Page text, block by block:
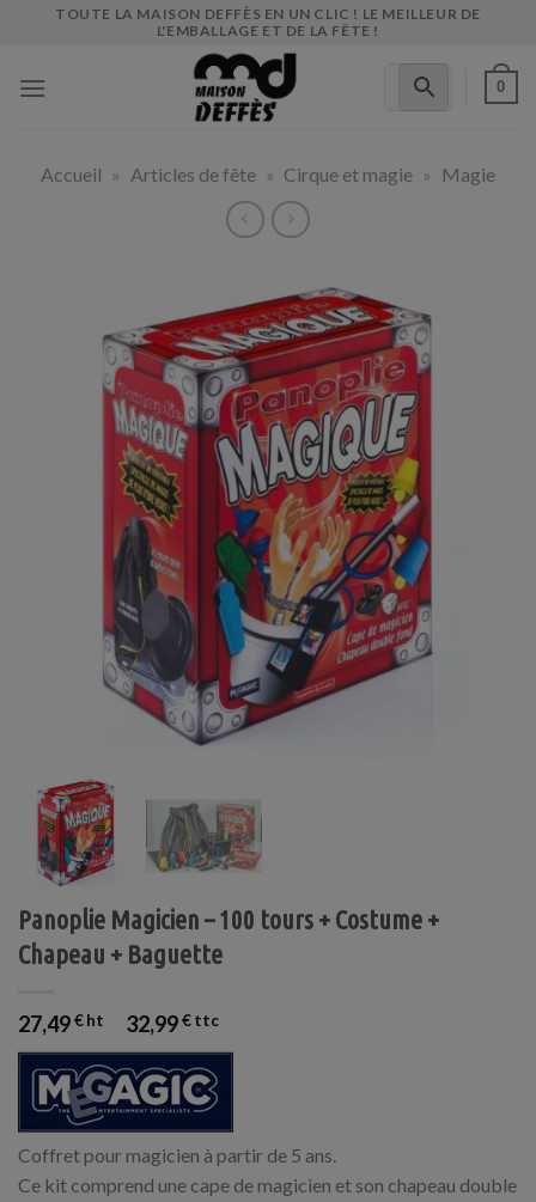
TOUTE LA MAISON DEFFÈS EN UN CLIC ! LE MEILLEUR DE
L'EMBALLAGE ET DE LA FÊTE !
0
Accueil » Articles de fête » Cirque et magie » Magie
Panoplie Magicien – 100 tours + Costume +
Chapeau + Baguette
27,49€ 32,99€
Coffret pour magicien à partir de 5 ans.
Ce kit comprend une cape de magicien et son chapeau double